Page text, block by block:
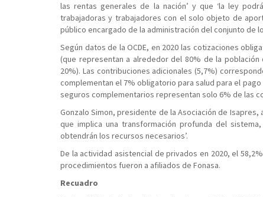
las rentas generales de la nación’ y que ‘la ley
trabajadoras y trabajadores con el solo objeto de
público encargado de la administración del conjunto de
Según datos de la OCDE, en 2020 las cotizaciones
(que representan a alrededor del 80% de la
20%). Las contribuciones adicionales (5,7%)
complementan el 7% obligatorio para salud para el
seguros complementarios representan solo 6% de las
Gonzalo Simon, presidente de la Asociación de
que implica una transformación profunda del
obtendrán los recursos necesarios’.
De la actividad asistencial de privados en 2020, el
procedimientos fueron a afiliados de Fonasa.
Recuadro